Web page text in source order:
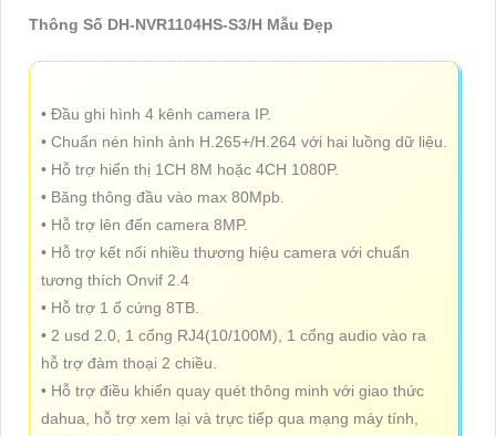
Thông Số DH-NVR1104HS-S3/H Mẫu Đẹp
• Đầu ghi hình 4 kênh camera IP.
• Chuẩn nén hình ảnh H.265+/H.264 với hai luồng dữ liệu.
• Hỗ trợ hiển thị 1CH 8M hoặc 4CH 1080P.
• Băng thông đầu vào max 80Mpb.
• Hỗ trợ lên đến camera 8MP.
• Hỗ trợ kết nối nhiều thương hiệu camera với chuẩn
tương thích Onvif 2.4
• Hỗ trợ 1 ổ cứng 8TB.
• 2 usd 2.0, 1 cổng RJ4(10/100M), 1 cổng audio vào ra
hỗ trợ đàm thoại 2 chiều.
• Hỗ trợ điều khiển quay quét thông minh với giao thức
dahua, hỗ trợ xem lại và trực tiếp qua mạng máy tính,